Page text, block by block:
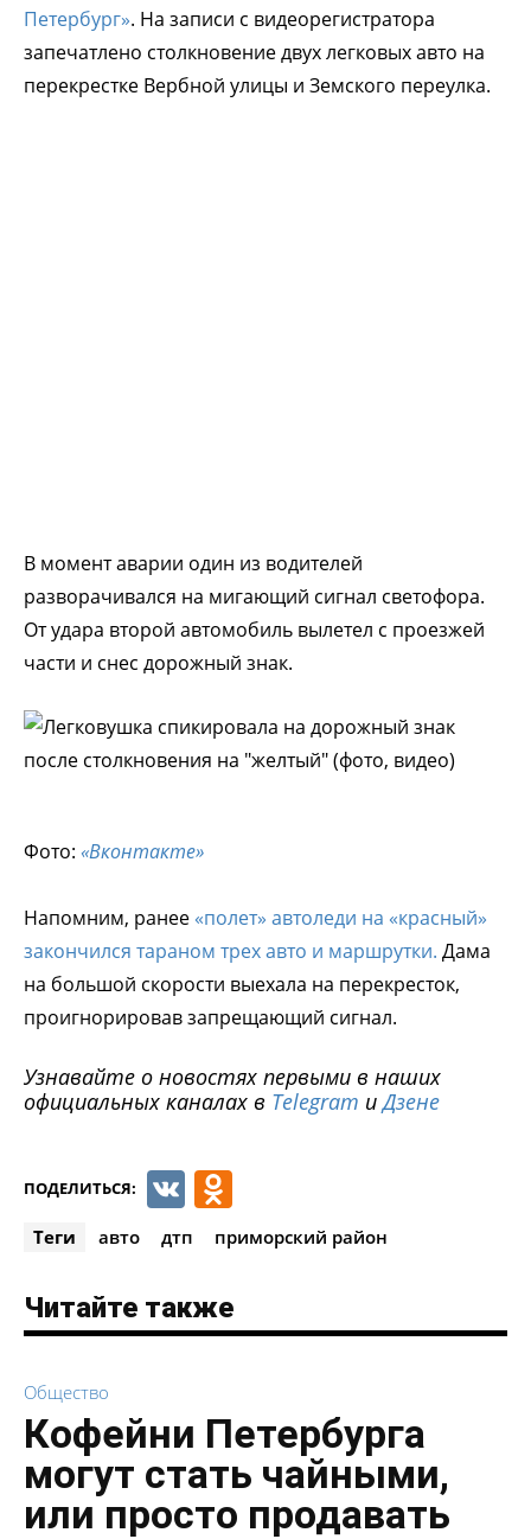
Петербург». На записи с видеорегистратора
запечатлено столкновение двух легковых авто на
перекрестке Вербной улицы и Земского переулка.
В момент аварии один из водителей
разворачивался на мигающий сигнал светофора.
От удара второй автомобиль вылетел с проезжей
части и снес дорожный знак.
Фото: «Вконтакте»
Напомним, ранее «полет» автоледи на «красный»
закончился тараном трех авто и маршрутки. Дама
на большой скорости выехала на перекресток,
проигнорировав запрещающий сигнал.
Узнавайте о новостях первыми в наших
официальных каналах в Telegram иДзене
ПОДЕЛИТЬСЯ: VK
Теги авто дтп приморский район
Читайте также
Общество
Кофейни Петербурга
могут стать чайными,
или просто продавать